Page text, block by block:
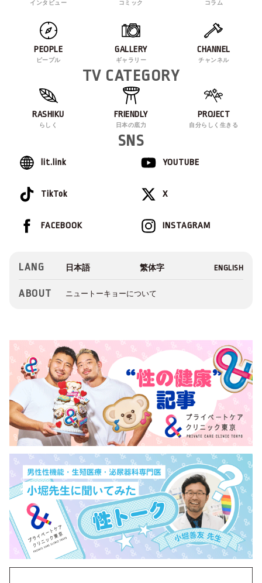
インタビュー コミック コラム
PEOPLE
ピープル
GALLERY
ギャラリー
CHANNEL
チャンネル
TV CATEGORY
RASHIKU
らしく
FRIENDLY
日本の底力
PROJECT
自分らしく生きる
SNS
lit.link YOUTUBE
TikTok X
INSTAGRAM
FACEBOOK
LANG
ABOUT ニュートーキョーについて